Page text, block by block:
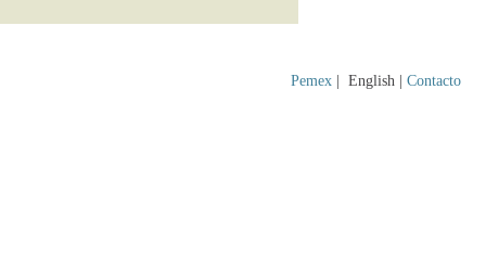
Pemex English | Contacto